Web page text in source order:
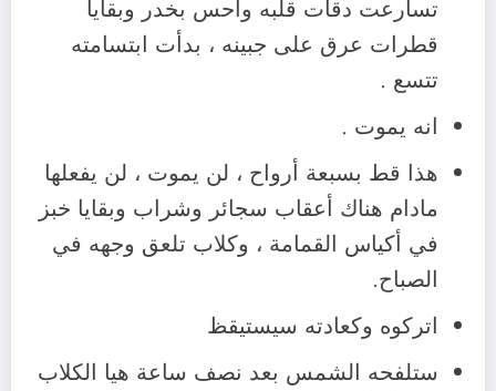
تسارعت دقات قلبه وأحس بخدر وبقايا
قطرات عرق على جبينه ، بدأت ابتسامته
تتسع .
انه يموت .
هذا قط بسبعة أرواح ، لن يموت ، لن يفعلها
مادام هناك أعقاب سجائر وشراب وبقايا خبز
في أكياس القمامة ، وكلاب تلعق وجهه في
الصباح.
اتركوه وكعادته سيستيقظ
ستلفحه الشمس بعد نصف ساعة هيا الكلاب